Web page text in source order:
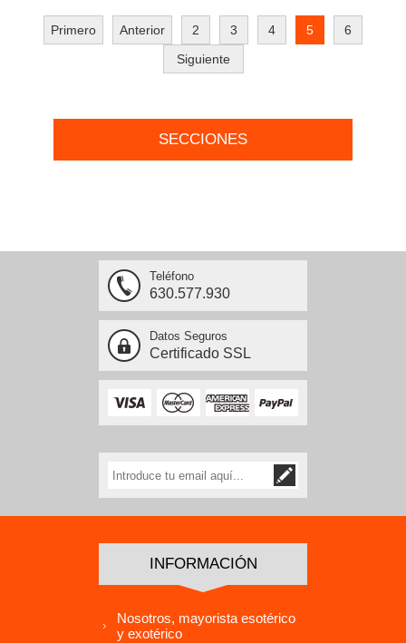
Primero Anterior 2 3 4 5
6
Siguiente
SECCIONES
Teléfono
630.577.930
Datos Seguros
Certificado SSL
INFORMACIÓN
Nosotros, mayorista esotérico
y exotérico